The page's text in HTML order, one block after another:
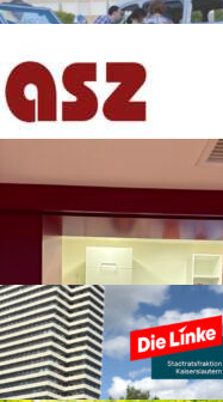
FB News
FB News
IN DER
FB Gesundheit
NEUER
IM
EIN